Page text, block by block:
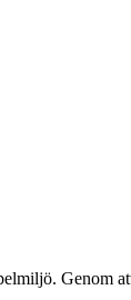
Genom